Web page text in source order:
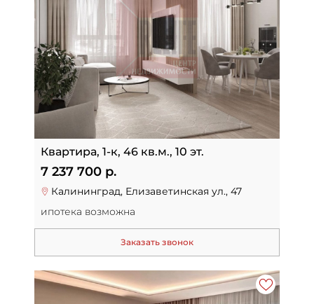
Квартира, 1-к, 46 кв.м., 10 эт.
7 237 700 р.
Калининград, Елизаветинская ул., 47
ипотека возможна
Заказать звонок